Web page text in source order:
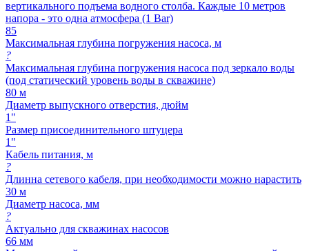
вертикального подъема водного столба. Каждые 10 метров
напора - это одна атмосфера (1 Bar)
85
Максимальная глубина погружения насоса, м
?
Максимальная глубина погружения насоса под зеркало воды
(под статический уровень воды в скважине)
80 м
Диаметр выпускного отверстия, дюйм
1"
Размер присоединительного штуцера
1"
Кабель питания, м
?
Длинна сетевого кабеля, при необходимости можно нарастить
30 м
Диаметр насоса, мм
?
Актуально для скважинах насосов
66 мм